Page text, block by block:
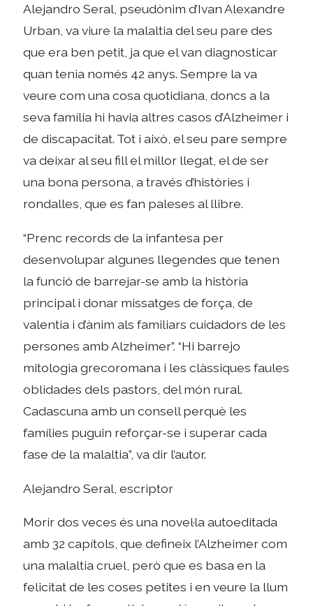
Alejandro Seral, pseudònim d’Ivan Alexandre
Urban, va viure la malaltia del seu pare des
que era ben petit, ja que el van diagnosticar
quan tenia només 42 anys. Sempre la va
veure com una cosa quotidiana, doncs a la
seva família hi havia altres casos d’Alzheimer i
de discapacitat. Tot i això, el seu pare sempre
va deixar al seu fill el millor llegat, el de ser
una bona persona, a través d’històries i
rondalles, que es fan paleses al llibre.
“Prenc records de la infantesa per
desenvolupar algunes llegendes que tenen
la funció de barrejar-se amb la història
principal i donar missatges de força, de
valentia i d’ànim als familiars cuidadors de les
persones amb Alzheimer”. “Hi barrejo
mitologia grecoromana i les clàssiques faules
oblidades dels pastors, del món rural.
Cadascuna amb un consell perquè les
famílies puguin reforçar-se i superar cada
fase de la malaltia”, va dir l’autor.
Alejandro Seral, escriptor
Morir dos veces és una novel·la autoeditada
amb 32 capítols, que defineix l’Alzheimer com
una malaltia cruel, però que es basa en la
felicitat de les coses petites i en veure la llum